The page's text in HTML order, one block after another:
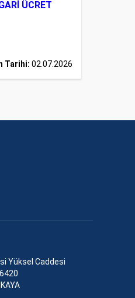
ÜCRET
Tarihi: 02.07.2026
Yüksel Caddesi